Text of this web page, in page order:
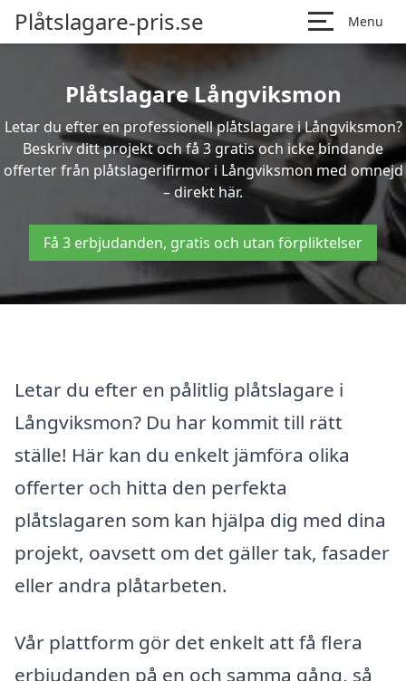
Plåtslagare-pris.se Menu
Plåtslagare Långviksmon
Letar du efter en professionell plåtslagare i Långviksmon?
Beskriv ditt projekt och få 3 gratis och icke bindande
offerter från plåtslagerifirmor i Långviksmon med omnejd
– direkt här.
Få 3 erbjudanden, gratis och utan förpliktelser
Letar du efter en pålitlig plåtslagare i
Långviksmon? Du har kommit till rätt
ställe! Här kan du enkelt jämföra olika
offerter och hitta den perfekta
plåtslagaren som kan hjälpa dig med dina
projekt, oavsett om det gäller tak, fasader
eller andra plåtarbeten.
Vår plattform gör det enkelt att få flera
erbjudanden på en och samma gång, så